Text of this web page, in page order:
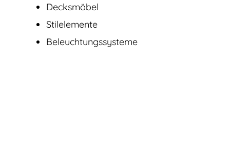
Decksmöbel
Stilelemente
Beleuchtungssysteme